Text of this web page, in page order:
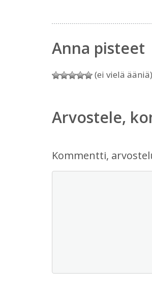
Anna pisteet
(ei vielä ääniä)
Arvostele,
Kommentti,